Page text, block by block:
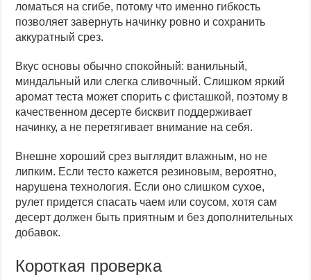
ломаться на сгибе, потому что именно гибкость
позволяет завернуть начинку ровно и сохранить
аккуратный срез.
Вкус основы обычно спокойный: ванильный,
миндальный или слегка сливочный. Слишком яркий
аромат теста может спорить с фисташкой, поэтому в
качественном десерте бисквит поддерживает
начинку, а не перетягивает внимание на себя.
Внешне хороший срез выглядит влажным, но не
липким. Если тесто кажется резиновым, вероятно,
нарушена технология. Если оно слишком сухое,
рулет придется спасать чаем или соусом, хотя сам
десерт должен быть приятным и без дополнительных
добавок.
Короткая проверка